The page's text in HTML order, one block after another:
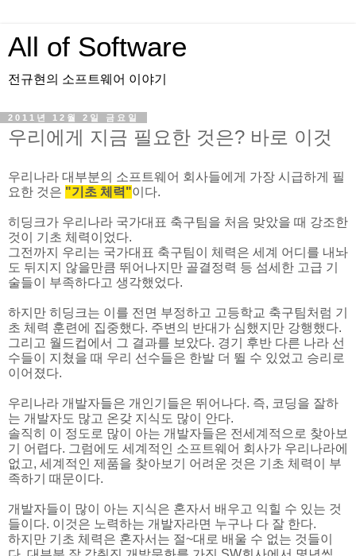
All of Software
전규현의 소프트웨어 이야기
2011년 12월 2일 금요일
우리에게 지금 필요한 것은? 바로 이것
우리나라 대부분의 소프트웨어 회사들에게 가장 시급하게 필
요한 것은 "기초 체력"이다.
히딩크가 우리나라 국가대표 축구팀을 처음 맞았을 때 강조한
것이 기초 체력이었다.
그전까지 우리는 국가대표 축구팀이 체력은 세계 어디를 내놔
도 뒤지지 않을만큼 뛰어나지만 골결정력 등 섬세한 고급 기
술들이 부족하다고 생각했었다.
하지만 히딩크는 이를 전면 부정하고 고등학교 축구팀처럼 기
초 체력 훈련에 집중했다. 주변의 반대가 심했지만 강행했다.
그리고 월드컵에서 그 결과를 보았다. 경기 후반 다른 나라 선
수들이 지쳤을 때 우리 선수들은 한발 더 뛸 수 있었고 승리로
이어졌다.
우리나라 개발자들은 개인기들은 뛰어나다. 즉, 코딩을 잘하
는 개발자도 많고 온갖 지식도 많이 안다.
솔직히 이 정도로 많이 아는 개발자들은 전세계적으로 찾아보
기 어렵다. 그럼에도 세계적인 소프트웨어 회사가 우리나라에
없고, 세계적인 제품을 찾아보기 어려운 것은 기초 체력이 부
족하기 때문이다.
개발자들이 많이 아는 지식은 혼자서 배우고 익힐 수 있는 것
들이다. 이것은 노력하는 개발자라면 누구나 다 잘 한다.
하지만 기초 체력은 혼자서는 절~대로 배울 수 없는 것들이